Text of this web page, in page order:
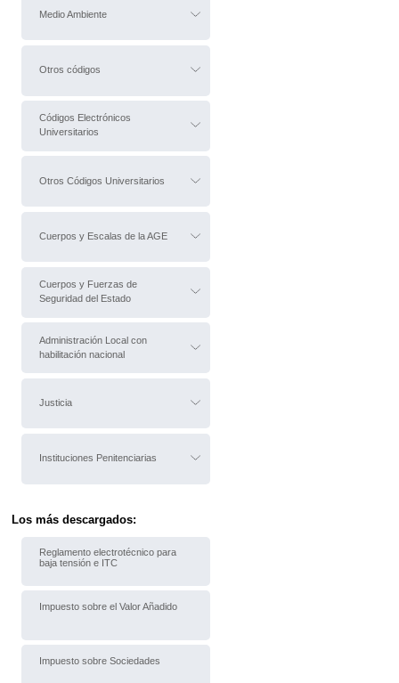
Medio Ambiente
Otros códigos
Códigos Electrónicos
Universitarios
Otros Códigos Universitarios
Cuerpos y Escalas de la AGE
Cuerpos y Fuerzas de
Seguridad del Estado
Administración Local con
habilitación nacional
Justicia
Instituciones Penitenciarias
Los más descargados:
Reglamento electrotécnico para
baja tensión e ITC
Impuesto sobre el Valor Añadido
Impuesto sobre Sociedades